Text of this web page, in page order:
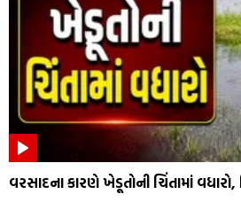
વરસાદના કારણે ખેડૂતોની ચિંતામાં